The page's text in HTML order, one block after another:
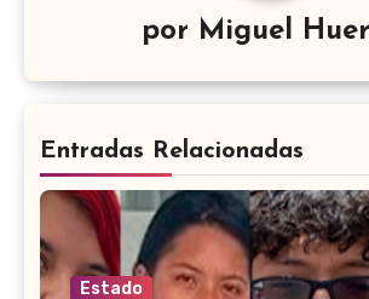
por Miguel
Entradas Relacionadas
Estado